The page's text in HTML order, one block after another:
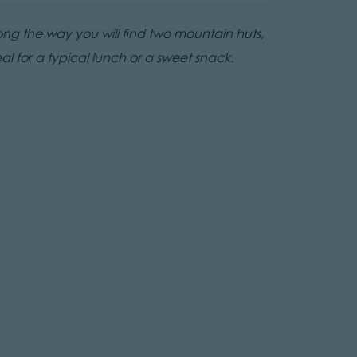
the way you will find two mountain huts,
for a typical lunch or a sweet snack.